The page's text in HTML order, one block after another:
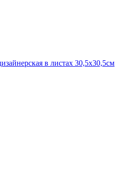
в листах 30,5х30,5см